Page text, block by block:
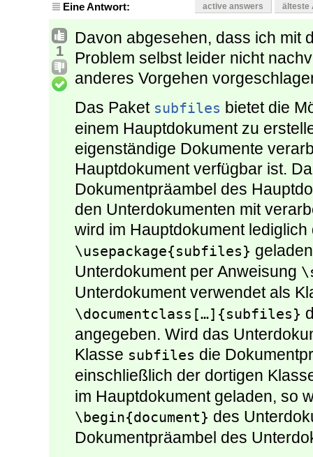
Eine Antwort: active answers älteste
1
Davon abgesehen, dass ich mit
Problem selbst leider nicht
anderes Vorgehen
Das Paket subfiles bietet die
einem Hauptdokument zu
eigenständige Dokumente
Hauptdokument verfügbar ist.
Dokumentpräambel des
den Unterdokumenten mit
wird im Hauptdokument
\usepackage{subfiles}
Unterdokument per Anweisung
Unterdokument verwendet als
\documentclass[…]{subfiles}
angegeben. Wird das
Klasse subfiles die
einschließlich der dortigen
im Hauptdokument geladen, so
\begin{document} des
Dokumentpräambel des